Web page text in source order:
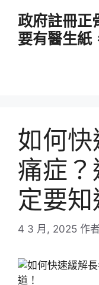
政府註冊正
要有醫生紙
如何
痛症
定要知
4 3 月, 2025 作